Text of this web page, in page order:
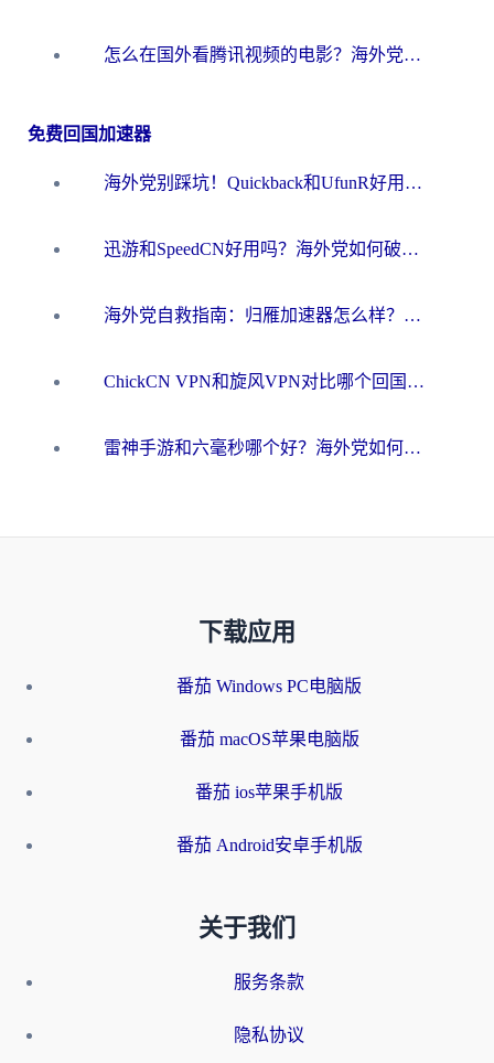
怎么在国外看腾讯视频的电影？海外党亲测有效的回国加速指南
免费回国加速器
海外党别踩坑！Quickback和UfunR好用吗？选对回国加速器才能无缝刷国内资源
迅游和SpeedCN好用吗？海外党如何破解那道看不见的墙
海外党自救指南：归雁加速器怎么样？教你避开坑实现国内资源无缝访问
ChickCN VPN和旋风VPN对比哪个回国效果更好？海外用户的选择困境与出路
雷神手游和六毫秒哪个好？海外党如何真正解锁国内资源
下载应用
番茄 Windows PC电脑版
番茄 macOS苹果电脑版
番茄 ios苹果手机版
番茄 Android安卓手机版
关于我们
服务条款
隐私协议